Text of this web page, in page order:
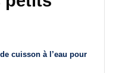
cuisson à l’eau pour